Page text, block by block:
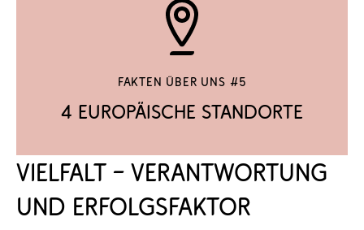
Fakten über uns #5
4 europäische Standorte
Vielfalt – Verantwortung
und Erfolgsfaktor